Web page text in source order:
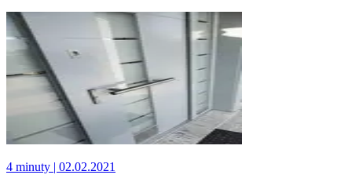
4 minuty | 02.02.2021